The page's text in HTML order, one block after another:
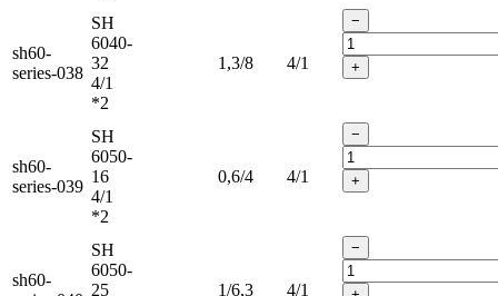
sh60-
series-038
SH
6040-
32
4/1
*2
1,3/8 4/1
−
+
sh60-
series-039
SH
6050-
16
4/1
*2
0,6/4 4/1
−
+
sh60-
SH
6050-
25
1/6,3 4/1
−